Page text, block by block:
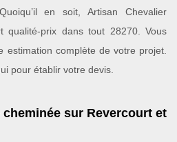
en soit, Artisan Chevalier
qualité-prix dans tout 28270. Vous
estimation complète de votre projet.
pour établir votre devis.
sur Revercourt et